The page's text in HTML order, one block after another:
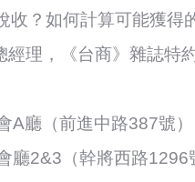
？如何計算可能獲得
理，《台商》雜誌特
A廳（前進中路387號）
廳2&3（幹將西路1296